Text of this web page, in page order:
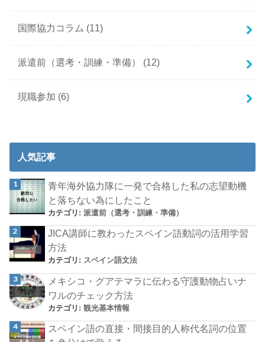
国際協力コラム (11)
派遣前（選考・訓練・準備） (12)
現職参加 (6)
人気記事
青年海外協力隊に一発で合格した私の志望動機
と落ちない為にしたこと
カテゴリ:派遣前（選考・訓練・準備）
JICA講師に教わったスペイン語動詞の活用学習
方法
カテゴリ: スペイン語文法
メキシコ・グアテマラに伝わる守護動物占いナ
ワルのチェック方法
カテゴリ:観光基本情報
スペイン語の直接・間接目的人称代名詞の位置